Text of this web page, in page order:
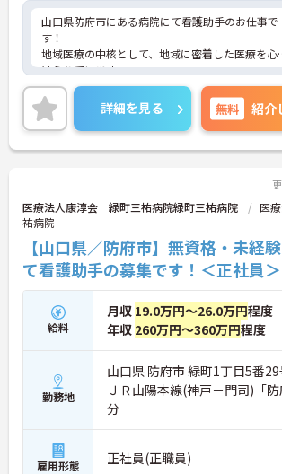
山口県防府市にある病院にて看護助手のお仕事で
す！
地域医療の中核として、地域に密着した医療を心
けられています。
安心して働ける職場をモットーに、完全週休2日
など、職員の福利厚生面の充実に努めています★
ご興味ある方には、面接対策ポイントなど、さら
詳細をお話しいたしますのでお気軽にご相談くだ
い。
詳細を見る 無料 紹介
医療法人康淳会 緑町三祐病院緑町三祐病院
医
祐病院
【山口県／防府市】無資格・未経
て看護助手の募集です！＜正社員＞
給料
月収 19.0万円～26.0万円程度
年収 260万円～360万円程度
勤務地
山口県 防府市 緑町1丁目5番29
ＪＲ山陽本線(神戸－門司)「
分
雇用形態 正社員(正職員)